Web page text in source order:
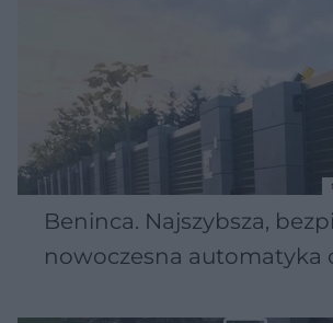
Beninca. Najszybsza,
nowoczesna automatyka